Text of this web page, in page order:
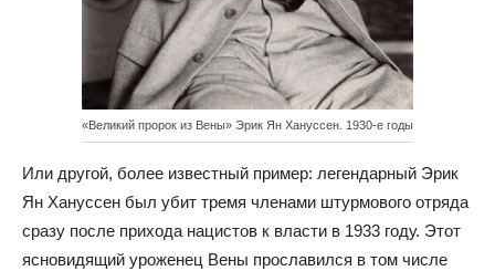
«Великий пророк из Вены» Эрик Ян Хануссен. 1930-е годы
Или другой, более известный пример: легендарный Эрик
Ян Хануссен был убит тремя членами штурмового отряда
сразу после прихода нацистов к власти в 1933 году. Этот
ясновидящий уроженец Вены прославился в том числе